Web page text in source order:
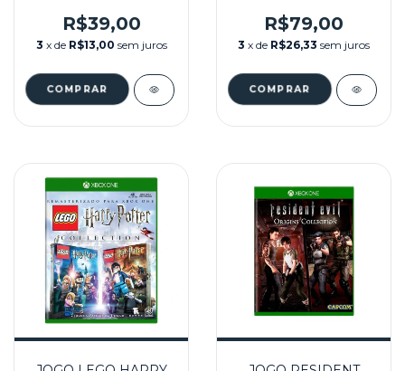
R$39,00
3 x de R$13,00 sem juros
ONE
R$79,00
3 x de R$26,33 sem juros